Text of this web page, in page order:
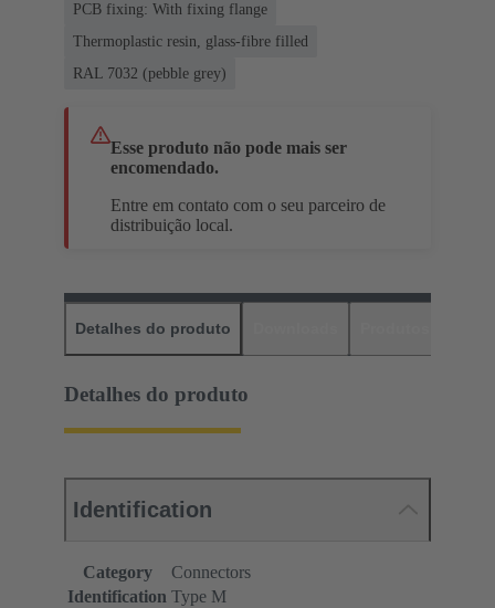
PCB fixing: With fixing flange
Thermoplastic resin, glass-fibre filled
RAL 7032 (pebble grey)
Esse produto não pode mais ser
encomendado.
Entre em contato com o seu parceiro de
distribuição local.
Detalhes do produto
Detalhes do produto
Identification
Category
Connectors
Identification Type M